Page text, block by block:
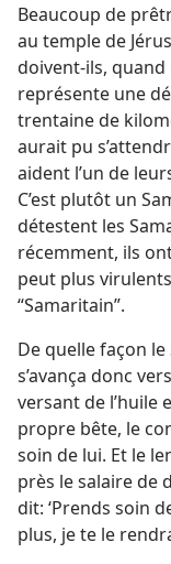
Beaucoup de
au temple de
doivent-ils, quand
représente une
trentaine de
aurait pu
aident l’un de
C’est plutôt un
détestent les
récemment, ils
peut plus
“Samaritain”.
De quelle façon le
s’avança donc
versant de l’huile
propre bête, le
soin de lui. Et le
près le salaire de
dit: ‘Prends soin
plus, je te le